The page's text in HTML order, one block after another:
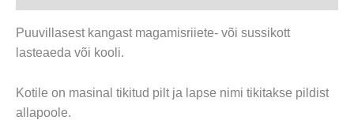
Puuvillasest kangast magamisriiete- või sussikott
lasteaeda või kooli.
Kotile on masinal tikitud pilt ja lapse nimi tikitakse pildist
allapoole.